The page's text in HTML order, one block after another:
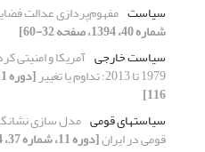
سیاست مفهوم‌پردازی عدالت
شماره 40، 1394، صفحه 32-60]
سیاست خارجی آمریکا و امنیتی
1979 تا 2013؛ تداوم یا تغییر
116]
سیاستهای قومی مدل سازی
قومی در ایران[دوره 11، شماره 37، 1394، صفحه 71-100]